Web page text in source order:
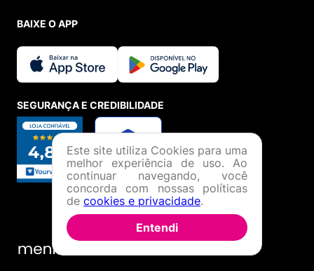
BAIXE O APP
SEGURANÇA E CREDIBILIDADE
Este site utiliza Cookies para uma
melhor experiência de uso. Ao
continuar navegando, você
concorda com nossas políticas
de cookies e privacidade.
Entendi